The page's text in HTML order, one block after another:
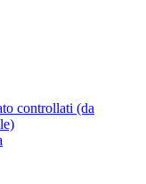
controllati (da